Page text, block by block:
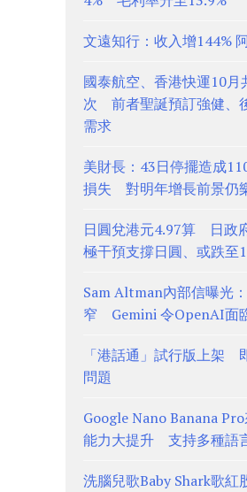
文遠知行：收入增144%
國泰航空、香港快運10月
次 前者聖誕預訂強健、
需求
美財長：43日停擺造成
損失 對明年增長前景仍
日圓兌港元4.97算 日政
極干預支撐日圓、或跌至
Sam Altman內部信曝光
窄 Gemini 令OpenAI面
「港話通」試行版上架
問題
Google Nano Banana
能力大提升 支持多種語
洗腦兒歌Baby Shark歌